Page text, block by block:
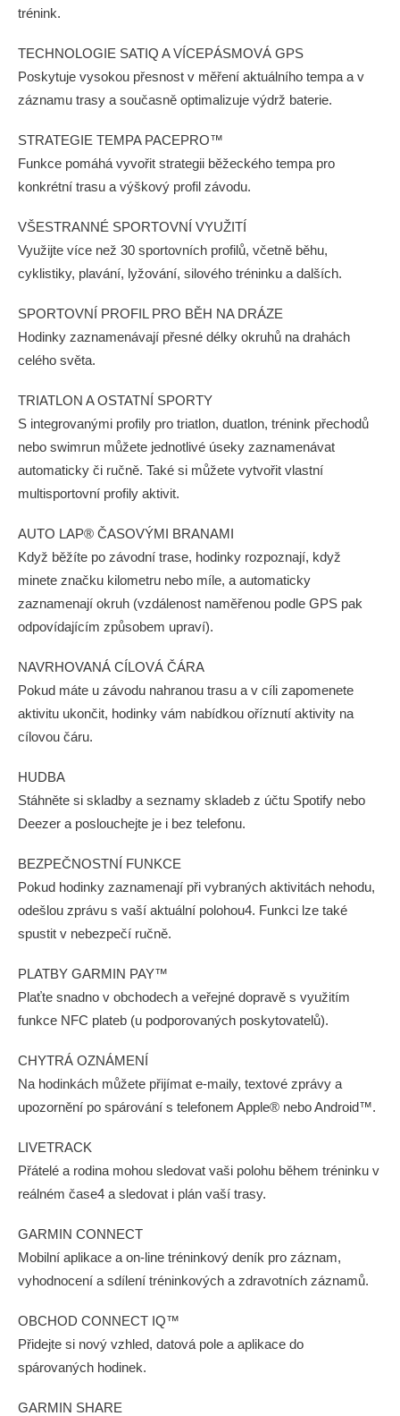
trénink.
TECHNOLOGIE SATIQ A VÍCEPÁSMOVÁ GPS
Poskytuje vysokou přesnost v měření aktuálního tempa a v
záznamu trasy a současně optimalizuje výdrž baterie.
STRATEGIE TEMPA PACEPRO™
Funkce pomáhá vyvořit strategii běžeckého tempa pro
konkrétní trasu a výškový profil závodu.
VŠESTRANNÉ SPORTOVNÍ VYUŽITÍ
Využijte více než 30 sportovních profilů, včetně běhu,
cyklistiky, plavání, lyžování, silového tréninku a dalších.
SPORTOVNÍ PROFIL PRO BĚH NA DRÁZE
Hodinky zaznamenávají přesné délky okruhů na drahách
celého světa.
TRIATLON A OSTATNÍ SPORTY
S integrovanými profily pro triatlon, duatlon, trénink přechodů
nebo swimrun můžete jednotlivé úseky zaznamenávat
automaticky či ručně. Také si můžete vytvořit vlastní
multisportovní profily aktivit.
AUTO LAP® ČASOVÝMI BRANAMI
Když běžíte po závodní trase, hodinky rozpoznají, když
minete značku kilometru nebo míle, a automaticky
zaznamenají okruh (vzdálenost naměřenou podle GPS pak
odpovídajícím způsobem upraví).
NAVRHOVANÁ CÍLOVÁ ČÁRA
Pokud máte u závodu nahranou trasu a v cíli zapomenete
aktivitu ukončit, hodinky vám nabídkou oříznutí aktivity na
cílovou čáru.
HUDBA
Stáhněte si skladby a seznamy skladeb z účtu Spotify nebo
Deezer a poslouchejte je i bez telefonu.
BEZPEČNOSTNÍ FUNKCE
Pokud hodinky zaznamenají při vybraných aktivitách nehodu,
odešlou zprávu s vaší aktuální polohou4. Funkci lze také
spustit v nebezpečí ručně.
PLATBY GARMIN PAY™
Plaťte snadno v obchodech a veřejné dopravě s využitím
funkce NFC plateb (u podporovaných poskytovatelů).
CHYTRÁ OZNÁMENÍ
Na hodinkách můžete přijímat e-maily, textové zprávy a
upozornění po spárování s telefonem Apple® nebo Android™.
LIVETRACK
Přátelé a rodina mohou sledovat vaši polohu během tréninku v
reálném čase4 a sledovat i plán vaší trasy.
GARMIN CONNECT
Mobilní aplikace a on-line tréninkový deník pro záznam,
vyhodnocení a sdílení tréninkových a zdravotních záznamů.
OBCHOD CONNECT IQ™
Přidejte si nový vzhled, datová pole a aplikace do
spárovaných hodinek.
GARMIN SHARE